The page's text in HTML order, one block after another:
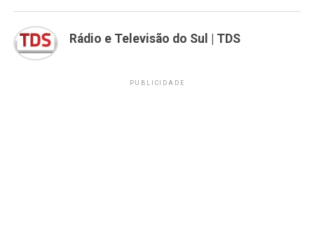
Rádio e Televisão do Sul | TDS
PUBLICIDADE